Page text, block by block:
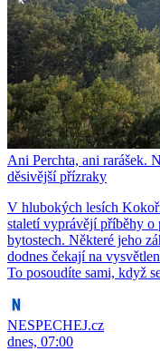
Ani Perchta, ani rarášek.
děsivější přízraky
V hlubokých lesích
staletí vyprávějí příběhy o
bytostech. Některé jeho
dodnes čekají na
To posoudíte sami, když
NESPECHEJ.cz
dnes, 07:00